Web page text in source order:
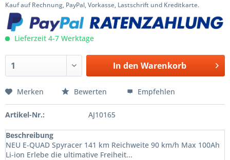
Kauf auf Rechnung, PayPal, Vorkasse, Lastschrift und Kreditkarte.
Lieferzeit 4-7 Werktage
In den Warenkorb
Merken Bewerten Empfehlen
Artikel-Nr.: AJ10165
Beschreibung
NEU E-QUAD Spyracer 141 km Reichweite 90 km/h Max 100Ah
Li-ion Erlebe die ultimative Freiheit...